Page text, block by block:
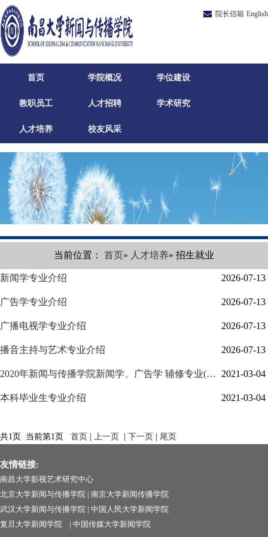
院长信箱 English
首页 学院概况 学位建设
教职员工 人才招聘 学术研究
人才培养 校友风采
当前位置： 首页» 人才培养» 招生就业
新闻学专业介绍 2026-07-13
广告学专业介绍 2026-07-13
广播电视学专业介绍 2026-07-13
播音主持与艺术专业介绍 2026-07-13
2020年新闻与传播学院新闻学、广告学 辅修专业(辅
2021-03-04
本科毕业生专业介绍 2021-03-04
共1页 当前第1页 首页 上一页 下一页 尾页
友情链接:
南昌大学影视艺术研究中心
北京大学新闻与传播学院 | 南京大学新闻传播学院
武汉大学新闻与传播学院 | 中国人民大学新闻学院
复旦大学新闻学院
| 中国传媒大学新闻学院